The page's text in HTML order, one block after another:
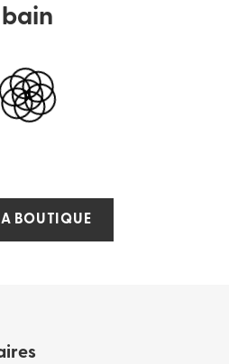
bain
A BOUTIQUE